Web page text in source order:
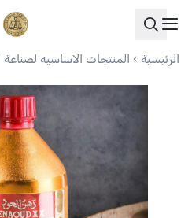
العواد الرئيسية المنتجات الاساسيه